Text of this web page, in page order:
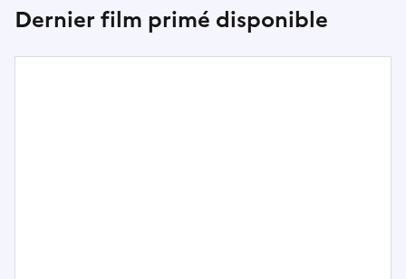
Dernier film primé disponible